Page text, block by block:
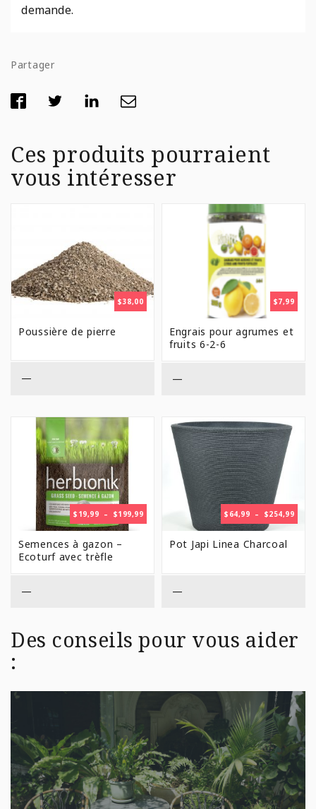
demande.
Partager
Ces produits pourraient
vous intéresser
$38,00
Poussière de pierre
—
$7,99
Engrais pour agrumes et
fruits 6-2-6
—
$ 19,99 – $199,99PLAGE
DE
Semences à gazon –
Ecoturf avec trèfle
—
$ 64,99 – $254,99
DE
Pot Japi Linea Charcoal
—
Des conseils pour vous aider
: